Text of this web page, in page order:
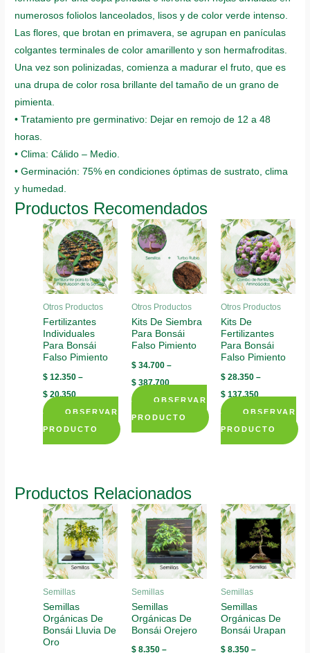
numerosos foliolos lanceolados, lisos y de color verde intenso.
Las flores, que brotan en primavera, se agrupan en panículas
colgantes terminales de color amarillento y son hermafroditas.
Una vez son polinizadas, comienza a madurar el fruto, que es
una drupa de color rosa brillante del tamaño de un grano de
pimienta.
• Tratamiento pre germinativo: Dejar en remojo de 12 a 48
horas.
• Clima: Cálido – Medio.
• Germinación: 75% en condiciones óptimas de sustrato, clima
y humedad.
Productos Recomendados
Otros Productos
Fertilizantes
Individuales
Para Bonsái
Falso Pimiento
$ 12.350 –
$ 20.350
OBSERVAR
PRODUCTO
This
multiple
variants.
The
options
may
chosen
on
the
Otros Productos
Kits De Siembra
Para Bonsái
Falso Pimiento
$ 34.700 –
$ 387.700
OBSERVAR
PRODUCTO
This
multiple
variants.
The
options
may
be
chosen
on
the
Otros Productos
Kits De
Fertilizantes
Para Bonsái
Falso Pimiento
$28.350–
$137.350
OBSERVAR
PRODUCTO
This
variants.
The
options
may
chosen
on
the
Productos Relacionados
Semillas
Semillas
Orgánicas De
Bonsái Lluvia De
Oro
Semillas
Semillas
Orgánicas De
Bonsái Orejero
$ 8.350 –
Semillas
Semillas
Orgánicas De
Bonsái Urapan
$8.350–